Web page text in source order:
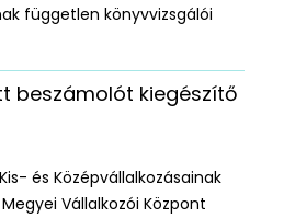
független könyvvizsgálói
beszámolót kiegészítő
és Középvállalkozásainak
Vállalkozói Központ